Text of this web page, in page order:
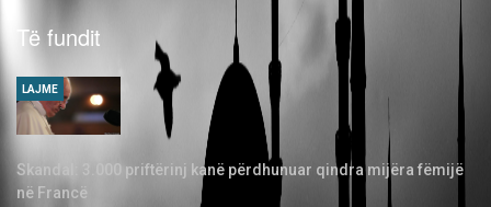
Të fundit
Skandal: 3.000 priftërinj kanë përdhunuar qindra mijëra fëmijë
në Francë
LAJME